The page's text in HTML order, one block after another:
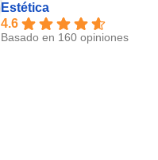
Estética
4.6
Basado en 160 opiniones